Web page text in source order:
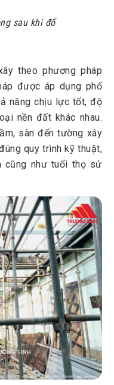
sau khi đổ
theo phương pháp
được áp dụng phổ
năng chịu lực tốt, độ
nền đất khác nhau.
sàn đến tường xây
quy trình kỹ thuật,
cũng như tuổi thọ sử